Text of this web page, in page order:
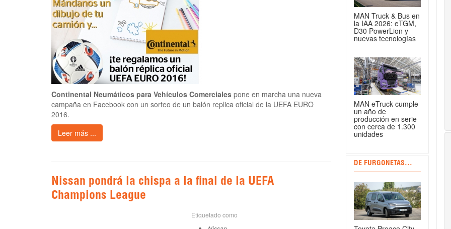
Continental Neumáticos para Vehículos Comerciales pone en marcha una nueva
campaña en Facebook con un sorteo de un balón replica oficial de la UEFA EURO
2016.
Leer más ...
Nissan pondrá la chispa a la final de la UEFA
Champions League
Etiquetado como
MAN Truck & Bus en
la IAA 2026: eTGM,
D30 PowerLion y
nuevas tecnologías
MAN eTruck cumple
un año de
producción en serie
con cerca de 1.300
unidades
DE FURGONETAS...